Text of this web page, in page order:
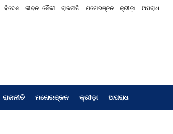
ବିଦେଶ ଜୀବନ ଶୈଳୀ ରାଜନୀତି ମନୋରଞ୍ଜନ କ୍ରୀଡ଼ା ଅପରାଧ
ରାଜନୀତି ମନୋରଞ୍ଜନ କ୍ରୀଡ଼ା ଅପରାଧ